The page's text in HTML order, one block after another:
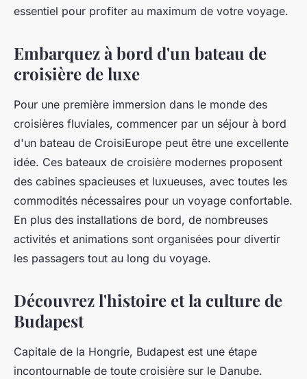
essentiel pour profiter au maximum de votre voyage.
Embarquez à bord d'un bateau de
croisière de luxe
Pour une première immersion dans le monde des
croisières fluviales, commencer par un séjour à bord
d'un bateau de CroisiEurope peut être une excellente
idée. Ces bateaux de croisière modernes proposent
des cabines spacieuses et luxueuses, avec toutes les
commodités nécessaires pour un voyage confortable.
En plus des installations de bord, de nombreuses
activités et animations sont organisées pour divertir
les passagers tout au long du voyage.
Découvrez l'histoire et la culture de
Budapest
Capitale de la Hongrie, Budapest est une étape
incontournable de toute croisière sur le Danube.